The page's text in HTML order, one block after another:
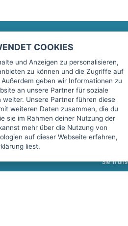
Inserat kündigen
Trage dich
Ich
services
diese
Sie in
COOKIES
und Anzeigen zu personalisieren,
zu können und die Zugriffe auf
geben wir Informationen zu
an unsere Partner für soziale
weiter. Unsere Partner führen diese
weiteren Daten zusammen, die du
sie im Rahmen deiner Nutzung der
mehr über die Nutzung von
auf dieser Webseite erfahren,
liest.